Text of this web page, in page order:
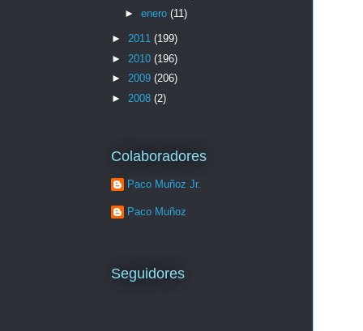
► enero (11)
► 2011 (199)
► 2010 (196)
► 2009 (206)
► 2008 (2)
Colaboradores
Paco Muñoz Jr.
Paco Muñoz
Seguidores